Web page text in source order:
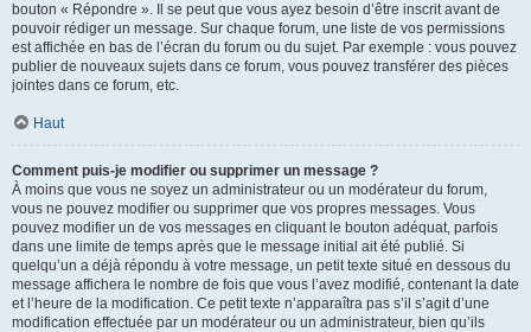
bouton « Répondre ». Il se peut que vous ayez besoin d’être inscrit avant de
pouvoir rédiger un message. Sur chaque forum, une liste de vos permissions
est affichée en bas de l’écran du forum ou du sujet. Par exemple : vous pouvez
publier de nouveaux sujets dans ce forum, vous pouvez transférer des pièces
jointes dans ce forum, etc.
Haut
Comment puis-je modifier ou supprimer un message ?
À moins que vous ne soyez un administrateur ou un modérateur du forum,
vous ne pouvez modifier ou supprimer que vos propres messages. Vous
pouvez modifier un de vos messages en cliquant le bouton adéquat, parfois
dans une limite de temps après que le message initial ait été publié. Si
quelqu’un a déjà répondu à votre message, un petit texte situé en dessous du
message affichera le nombre de fois que vous l’avez modifié, contenant la date
et l’heure de la modification. Ce petit texte n’apparaîtra pas s’il s’agit d’une
modification effectuée par un modérateur ou un administrateur, bien qu’ils